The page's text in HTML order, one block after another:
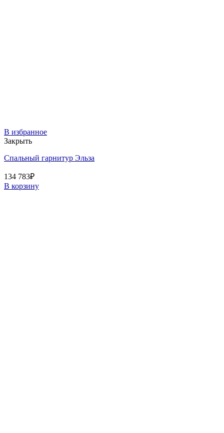
В избранное
Закрыть
Спальный гарнитур Эльза
134 783₽
В корзину